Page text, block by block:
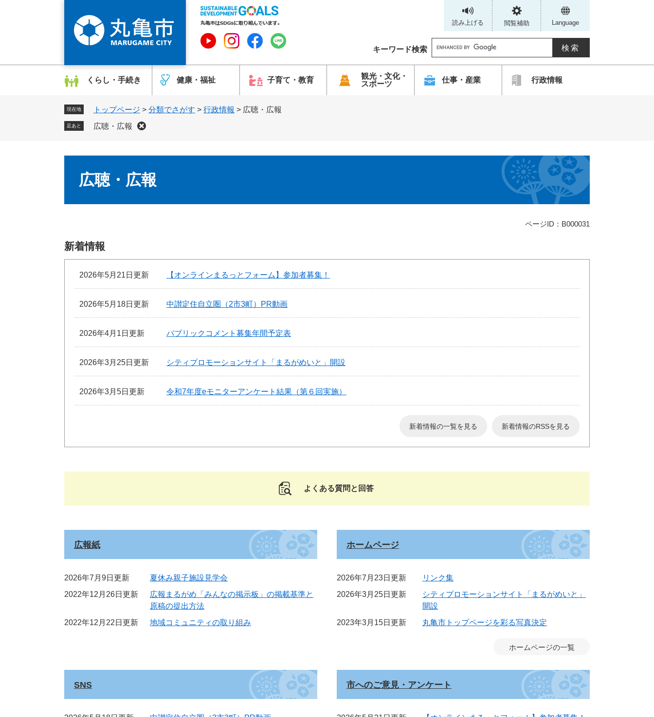
頭
飛
読み上げる 閲覧補助 Language
キーワード検索
G
o
g
l
くらし・手続き 健康・福祉 子育て・教育
観光・文化・
スポーツ
仕事・産業 行政情報
現在地 トップページ > 分類でさがす > 行政情報 > 広聴・広報
足あと 広聴・広報
広聴・広報
ページID：B000031
新着情報
2026年5月21日更新 【オンラインまるっとフォーム】参加者募集！
2026年5月18日更新 中讃定住自立圏（2市3町）PR動画
2026年4月1日更新 パブリックコメント募集年間予定表
2026年3月25日更新 シティプロモーションサイト「まるがめいと」開設
2026年3月5日更新 令和7年度eモニターアンケート結果（第６回実施）
新着情報の一覧を見る 新着情報のRSSを見る
よくある質問と回答
広報紙
2026年7月9日更新
夏休み親子施設見学会
2022年12月26日更新
広報まるがめ「みんなの掲示板」の掲載基準と
原稿の提出方法
2022年12月22日更新
地域コミュニティの取り組み
ホームページ
2026年7月23日更新
リンク集
2026年3月25日更新
シティプロモーションサイト「まるがめいと」
開設
2023年3月15日更新
丸亀市トップページを彩る写真決定
ホームページの一覧
SNS 市へのご意見・アンケート